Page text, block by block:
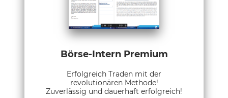
Börse-Intern Premium
Erfolgreich Traden mit der
revolutionären Methode!
Zuverlässig und dauerhaft erfolgreich!